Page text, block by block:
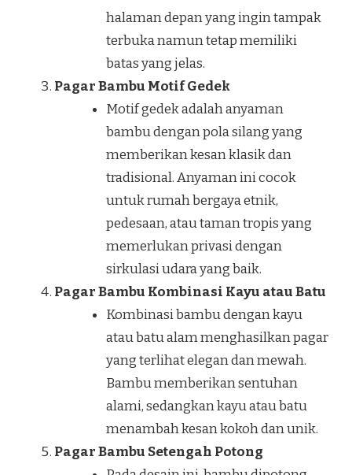
halaman depan yang ingin tampak
terbuka namun tetap memiliki
batas yang jelas.
Pagar Bambu Motif Gedek
Motif gedek adalah anyaman
bambu dengan pola silang yang
memberikan kesan klasik dan
tradisional. Anyaman ini cocok
untuk rumah bergaya etnik,
pedesaan, atau taman tropis yang
memerlukan privasi dengan
sirkulasi udara yang baik.
Pagar Bambu Kombinasi Kayu atau Batu
Kombinasi bambu dengan kayu
atau batu alam menghasilkan pagar
yang terlihat elegan dan mewah.
Bambu memberikan sentuhan
alami, sedangkan kayu atau batu
menambah kesan kokoh dan unik.
Pagar Bambu Setengah Potong